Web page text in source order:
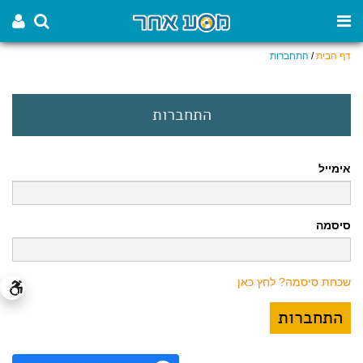
דף הבית/ התחברות
התחברות
אימייל
סיסמה
שכחת סיסמה? לחץ כאן